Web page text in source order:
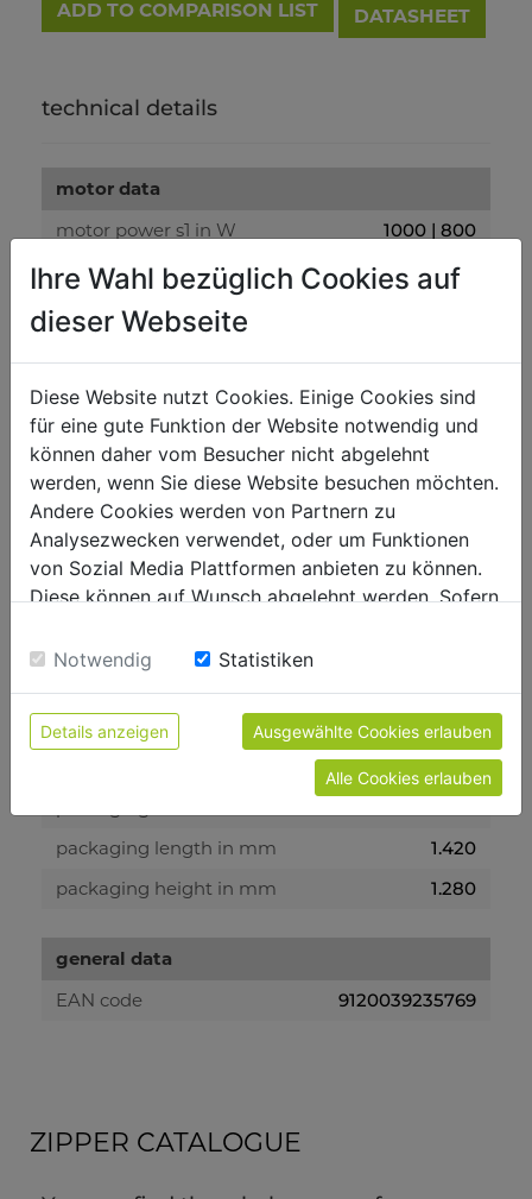
ADD TO COMPARISON LIST DATASHEET
technical details
motor data
motor power s1 in W
1000 | 800
battery voltage
48 V
battery capacity
charge time
6-7 h
measurements
payload in kg
container dimensions in mm
1064 x 720 x 418
gross weight in kg
net weight in kg
298
packaging length in mm
1.420
packaging height in mm
1.280
general data
EAN code
9120039235769
ZIPPER CATALOGUE
Ihre Wahl bezüglich Cookies auf
dieser Webseite
Diese Website nutzt Cookies. Einige Cookies sind
für eine gute Funktion der Website notwendig und
können daher vom Besucher nicht abgelehnt
werden, wenn Sie diese Website besuchen möchten.
Andere Cookies werden von Partnern zu
Analysezwecken verwendet, oder um Funktionen
von Sozial Media Plattformen anbieten zu können.
Diese können auf Wunsch abgelehnt werden. Sofern
Einwilligung zu unseren Cookies.
Notwendig Statistiken
Details anzeigen Ausgewählte Cookies erlauben
Alle Cookies erlauben